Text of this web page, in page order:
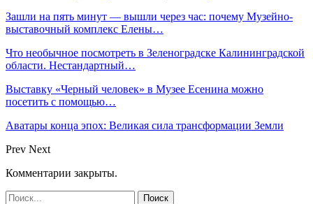
Зашли на пять минут — вышли через час: почему Музейно-
выставочный комплекс Елены…
Что необычное посмотреть в Зеленоградске Калининградской
области. Нестандартный…
Выставку «Черный человек» в Музее Есенина можно
посетить с помощью…
Аватары конца эпох: Великая сила трансформации Земли
Prev Next
Комментарии закрыты.